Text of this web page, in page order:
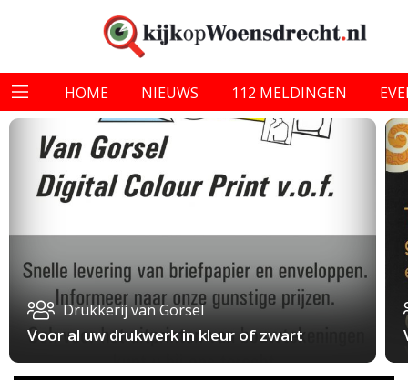
HOME NIEUWS 112 MELDINGEN
Drukkerij van Gorsel
Voor al uw drukwerk in kleur of zwart